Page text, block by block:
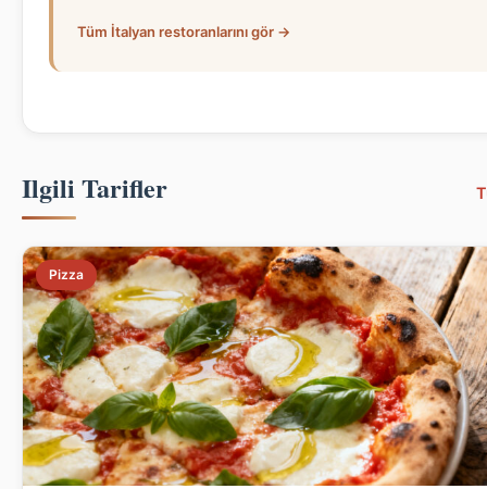
Tüm İtalyan restoranlarını gör →
Ilgili Tarifler
Pizza